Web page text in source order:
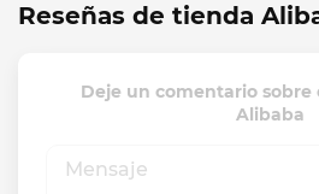
Reseñas de tienda
Deje un comentario sobre
Alibaba